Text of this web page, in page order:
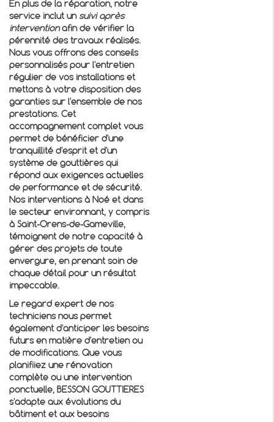
En plus de la réparation, notre
service inclut un suivi après
interventionafin de vérifier la
pérennité des travaux réalisés.
Nous vous offrons des conseils
personnalisés pour l'entretien
régulier de vos installations et
mettons à votre disposition des
garanties sur l'ensemble de nos
prestations. Cet
accompagnement complet vous
permet de bénéficier d'une
tranquillité d'esprit et d'un
système de gouttières qui
répond aux exigences actuelles
de performance et de sécurité.
Nos interventions à Noé et dans
le secteur environnant, y compris
à Saint-Orens-de-Gameville,
témoignent de notre capacité à
gérer des projets de toute
envergure, en prenant soin de
chaque détail pour un résultat
impeccable.
Le regard expert de nos
techniciens nous permet
également d'anticiper les besoins
futurs en matière d'entretien ou
de modifications. Que vous
planifiiez une rénovation
complète ou une intervention
ponctuelle, BESSON GOUTTIERES
s'adapte aux évolutions du
bâtiment et aux besoins